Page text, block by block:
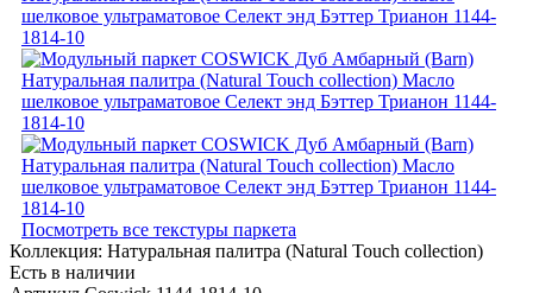
Посмотреть все текстуры паркета
Коллекция: Натуральная палитра (Natural Touch collection)
Есть в наличии